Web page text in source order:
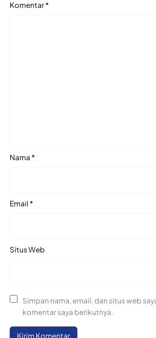
Komentar*
Nama *
Email *
Situs Web
Simpan nama, email, dan situs web
komentar saya berikutnya.